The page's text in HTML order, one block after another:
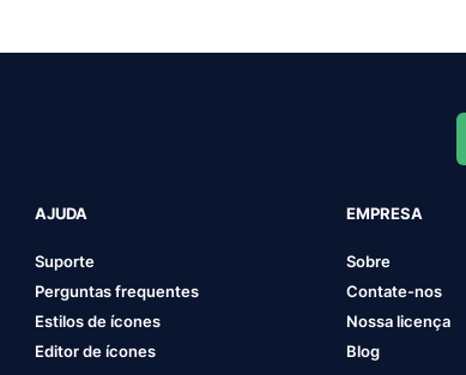
AJUDA
Suporte
Perguntas frequentes
Estilos de ícones
Editor de ícones
EMPRESA
Sobre
Contate-nos
Nossa licença
Blog